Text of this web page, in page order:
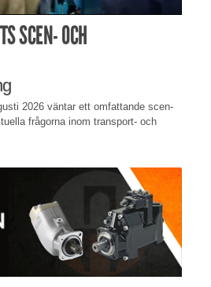
SCEN- OCH
2026 väntar ett omfattande scen-
frågorna inom transport- och